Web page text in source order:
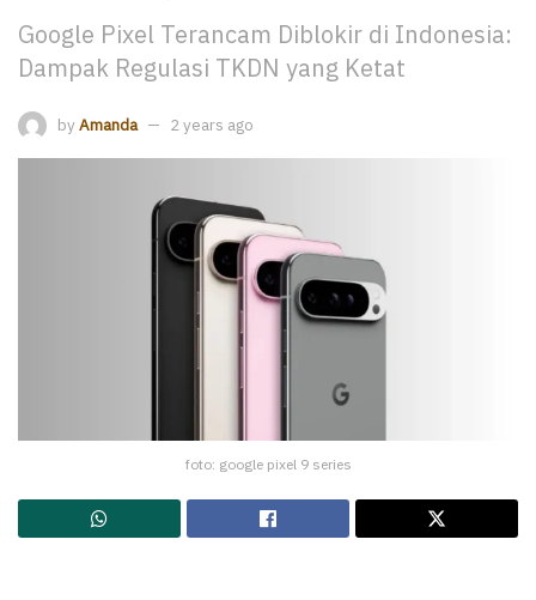
Google Pixel Terancam Diblokir di Indonesia:
Dampak Regulasi TKDN yang Ketat
by Amanda 2 years ago
foto: google pixel 9 series